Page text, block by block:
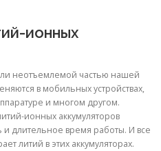
ионных
неотъемлемой частью нашей
в мобильных устройствах,
и многом другом.
ионных аккумуляторов
и длительное время работы. И все
литий в этих аккумуляторах.